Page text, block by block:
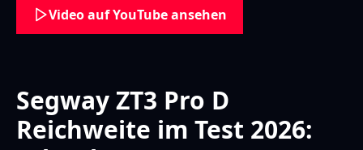
Video auf YouTube ansehen
Segway ZT3 Pro D
Reichweite im Test 2026: